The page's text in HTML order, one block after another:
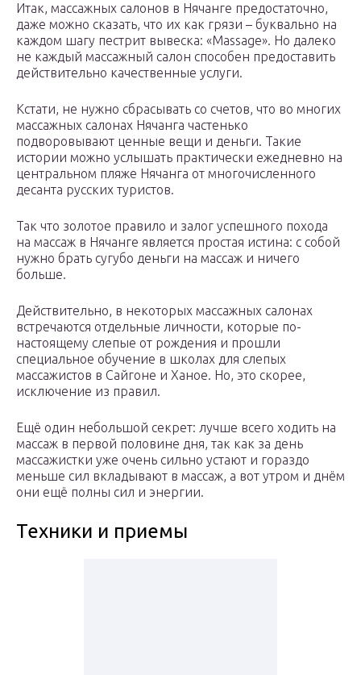
Итак, массажных салонов в Нячанге предостаточно,
даже можно сказать, что их как грязи – буквально на
каждом шагу пестрит вывеска: «Massage». Но далеко
не каждый массажный салон способен предоставить
действительно качественные услуги.
Кстати, не нужно сбрасывать со счетов, что во многих
массажных салонах Нячанга частенько
подворовывают ценные вещи и деньги. Такие
истории можно услышать практически ежедневно на
центральном пляже Нячанга от многочисленного
десанта русских туристов.
Так что золотое правило и залог успешного похода
на массаж в Нячанге является простая истина: с собой
нужно брать сугубо деньги на массаж и ничего
больше.
Действительно, в некоторых массажных салонах
встречаются отдельные личности, которые по-
настоящему слепые от рождения и прошли
специальное обучение в школах для слепых
массажистов в Сайгоне и Ханое. Но, это скорее,
исключение из правил.
Ещё один небольшой секрет: лучше всего ходить на
массаж в первой половине дня, так как за день
массажистки уже очень сильно устают и гораздо
меньше сил вкладывают в массаж, а вот утром и днём
они ещё полны сил и энергии.
Техники и приемы